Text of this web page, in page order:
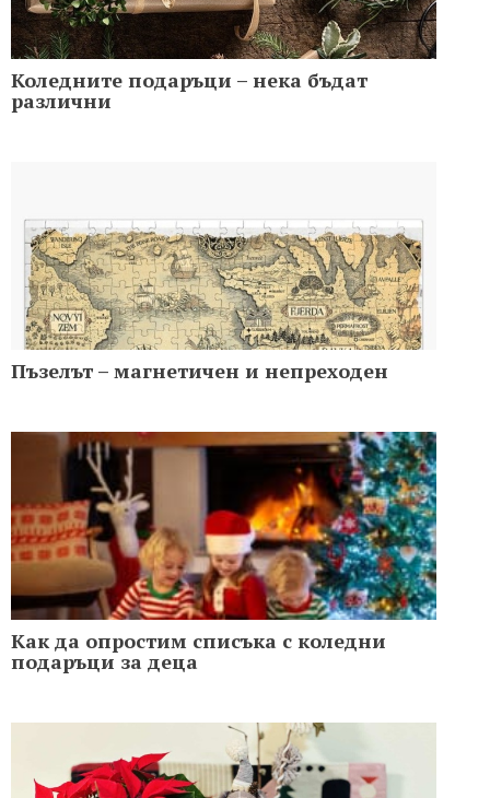
Коледните подаръци – нека бъдат
различни
Пъзелът – магнетичен и непреходен
Как да опростим списъка с коледни
подаръци за деца